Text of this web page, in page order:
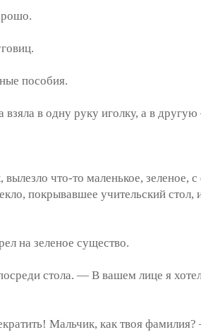
пособия.
в одну руку иголку, а в
что-то маленькое, зеленое, с
покрывавшее учительский стол,
на зеленое существо.
стола. — В вашем лице я
Мальчик, как твоя фамилия?